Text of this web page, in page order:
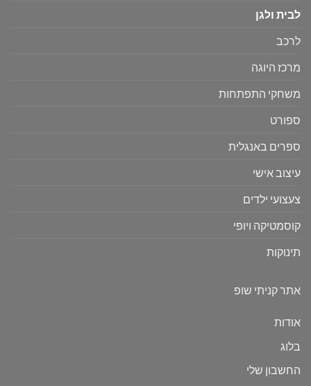
לבית ולגן
לרכב
מרכז היוגה
משחקי התפתחות
ספורט
ספרים באנגלית
עיצוב אישי
צעצועי ילדים
קוסמטיקה ויופי
תינוקות
אתר קניתי שופ
אודות
בלוג
החשבון שלי